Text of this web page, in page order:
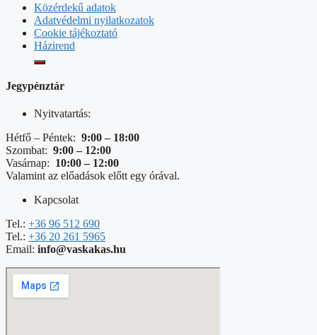
Közérdekű adatok
Adatvédelmi nyilatkozatok
Cookie tájékoztató
Házirend
Jegypénztár
Nyitvatartás:
Hétfő – Péntek: 9:00 – 18:00
Szombat: 9:00 – 12:00
Vasárnap: 10:00 – 12:00
Valamint az előadások előtt egy órával.
Kapcsolat
Tel.: +36 96 512 690
Tel.: +36 20 261 5965
Email: info@vaskakas.hu